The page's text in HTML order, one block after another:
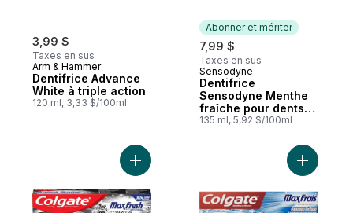
3,99 $
Taxes en sus
Arm & Hammer
Dentifrice Advance
White à triple action
120 ml, 3,33 $/100ml
Abonner et mériter
7,99 $
Taxes en sus
Abonner et mériter
Sensodyne
Dentifrice
Sensodyne Menthe
fraîche pour dents
sensibles, 130 ml
135 ml, 5,92 $/100ml
Ajouter Dentifrice Colgate MaxFrais avec
Ajouter